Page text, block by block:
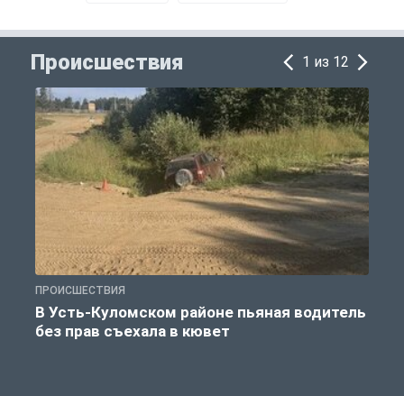
Происшествия 1 из 12
ПРОИСШЕСТВИЯ
В Усть-Куломском районе пьяная водитель
без прав съехала в кювет